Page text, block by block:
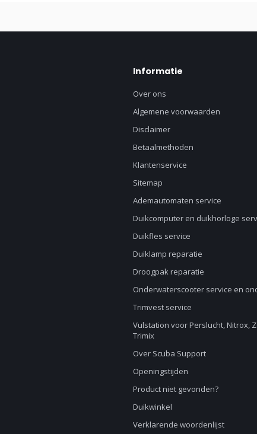
Informatie
Over ons
Algemene voorwaarden
Disclaimer
Betaalmethoden
Klantenservice
Sitemap
Ademautomaten service
Duikcomputer en duikhorloge
Duikfles service
Duiklamp reparatie
Droogpak reparatie
Onderwaterscooter service en
Trimvest service
Vulstation voor Perslucht, Nitrox,
Trimix
Over Scuba Support
Openingstijden
Product niet gevonden?
Duikwinkel
Verklarende woordenlijst